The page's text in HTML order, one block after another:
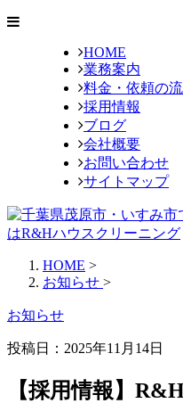
HOME
業務案内
料金・依頼の
採用情報
ブログ
会社概要
お問い合わせ
サイトマップ
HOME >
お知らせ >
お知らせ
投稿日：2025年11月14日
【採用情報】